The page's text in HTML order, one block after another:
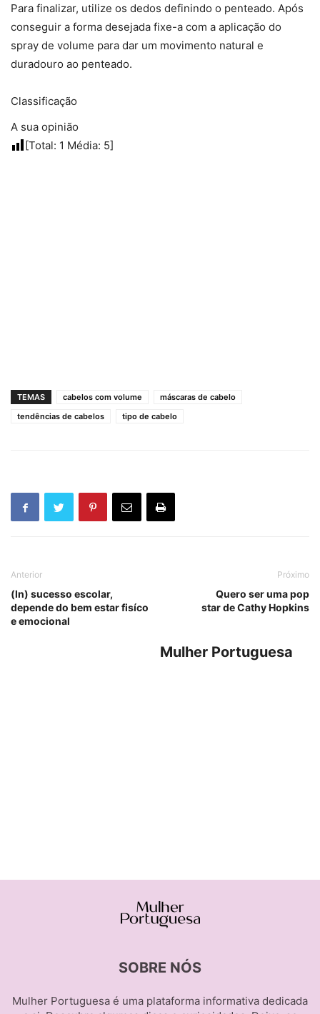
Para finalizar, utilize os dedos definindo o penteado. Após
conseguir a forma desejada fixe-a com a aplicação do
spray de volume para dar um movimento natural e
duradouro ao penteado.
Classificação
A sua opinião
[Total: 1 Média: 5]
TEMAS cabelos com volume
máscaras de cabelo
tendências de cabelos
tipo de cabelo
Anterior
(In) sucesso escolar,
depende do bem estar fisíco
e emocional
Próximo
Quero ser uma pop
star de Cathy Hopkins
Mulher Portuguesa
SOBRE NÓS
Mulher Portuguesa é uma plataforma informativa dedicada